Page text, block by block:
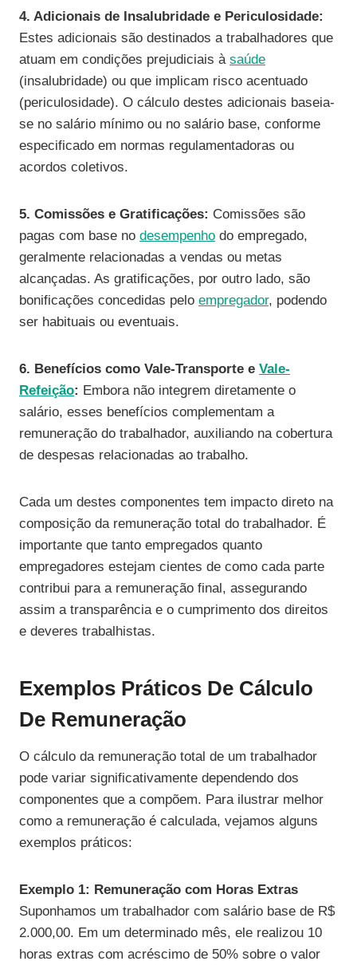
4. Adicionais de Insalubridade e Periculosidade:
Estes adicionais são destinados a trabalhadores que
atuam em condições prejudiciais à saúde
(insalubridade) ou que implicam risco acentuado
(periculosidade). O cálculo destes adicionais baseia-
se no salário mínimo ou no salário base, conforme
especificado em normas regulamentadoras ou
acordos coletivos.
5. Comissões e Gratificações: Comissões são
pagas com base no desempenho do empregado,
geralmente relacionadas a vendas ou metas
alcançadas. As gratificações, por outro lado, são
bonificações concedidas pelo empregador, podendo
ser habituais ou eventuais.
6. Benefícios como Vale-Transporte e Vale-
Refeição: Embora não integrem diretamente o
salário, esses benefícios complementam a
remuneração do trabalhador, auxiliando na cobertura
de despesas relacionadas ao trabalho.
Cada um destes componentes tem impacto direto na
composição da remuneração total do trabalhador. É
importante que tanto empregados quanto
empregadores estejam cientes de como cada parte
contribui para a remuneração final, assegurando
assim a transparência e o cumprimento dos direitos
e deveres trabalhistas.
Exemplos Práticos De Cálculo
De Remuneração
O cálculo da remuneração total de um trabalhador
pode variar significativamente dependendo dos
componentes que a compõem. Para ilustrar melhor
como a remuneração é calculada, vejamos alguns
exemplos práticos:
Exemplo 1: Remuneração com Horas Extras
Suponhamos um trabalhador com salário base de R$
2.000,00. Em um determinado mês, ele realizou 10
horas extras com acréscimo de 50% sobre o valor